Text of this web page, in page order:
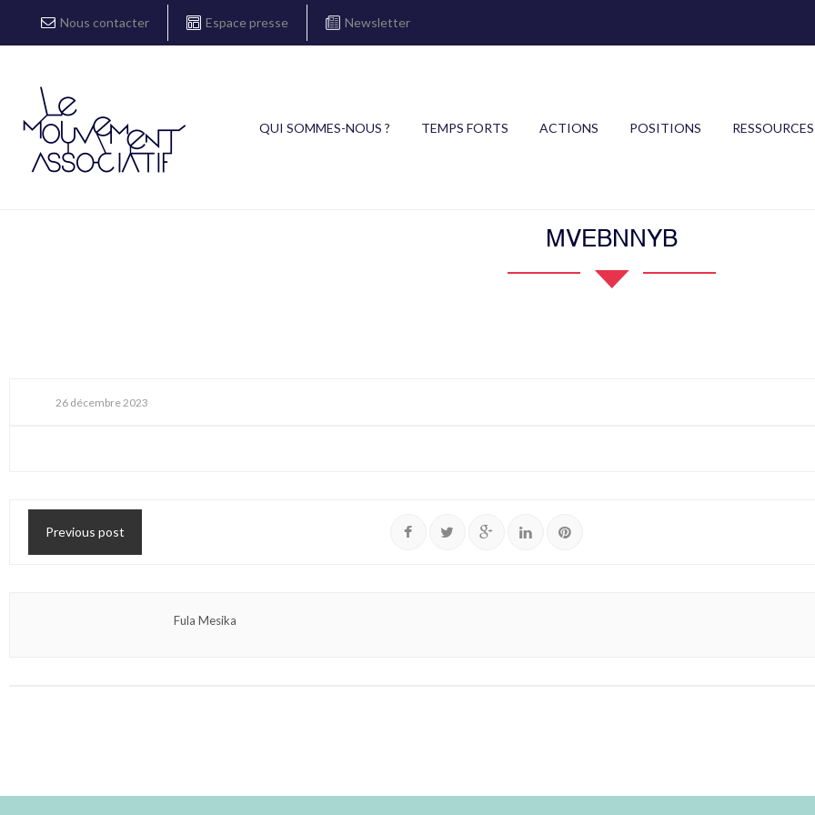
Nous contacter Espace presse Newsletter
QUI SOMMES-NOUS ? TEMPS FORTS ACTIONS POSITIONS RESSOURCES
MVEBNNYB
26 décembre 2023
Previous post
Fula Mesika